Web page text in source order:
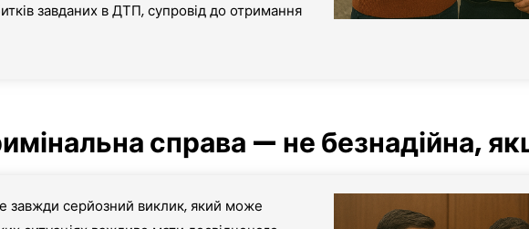
завданих в ДТП, супровід до отримання
справа — не безнадійна,
завжди серйозний виклик, який може